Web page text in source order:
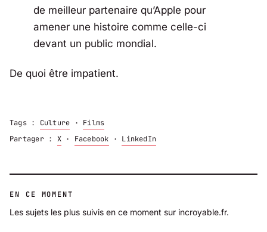
de meilleur partenaire qu’Apple pour
amener une histoire comme celle-ci
devant un public mondial.
De quoi être impatient.
Tags : Culture · Films
Partager : X· Facebook · LinkedIn
EN CE MOMENT
Les sujets les plus suivis en ce moment sur incroyable.fr.